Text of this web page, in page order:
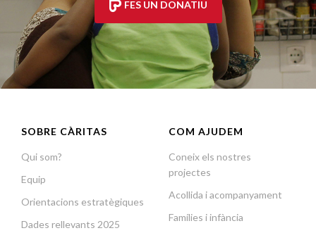
FES UN DONATIU
SOBRE CÀRITAS
Qui som?
Equip
Orientacions estratègiques
Dades rellevants 2025
COM AJUDEM
Coneix els nostres
projectes
Acollida i acompanyament
Famílies i infància